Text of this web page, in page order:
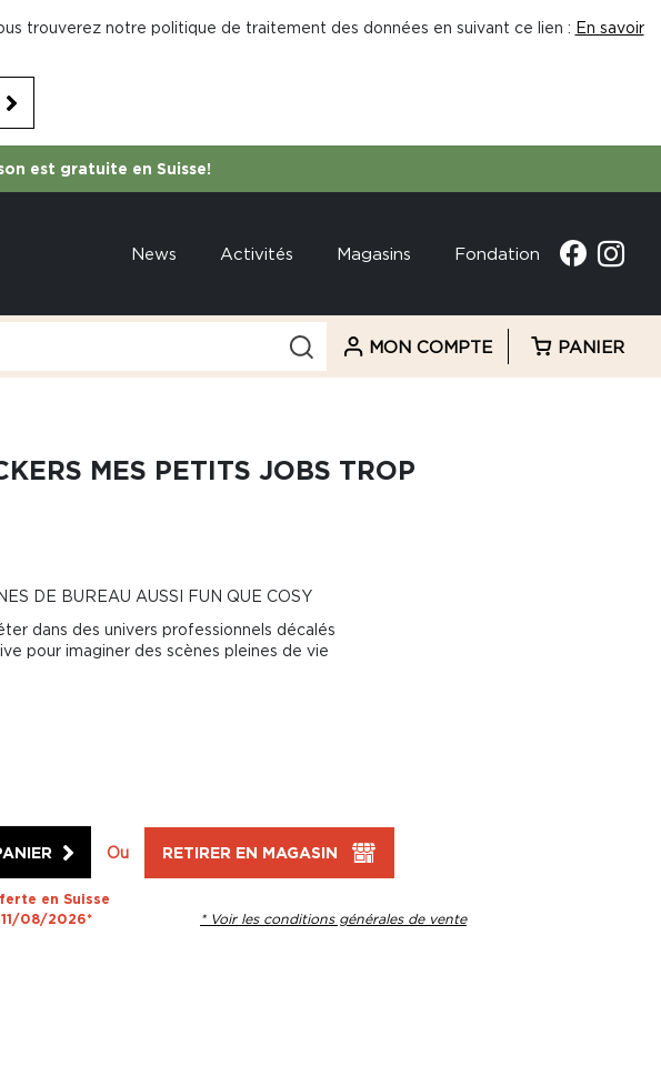
trouverez notre politique de traitement des données en suivant ce lien : En savoir
est gratuite en Suisse!
News Activités Magasins Fondation
MON COMPTE PANIER
MES PETITS JOBS TROP
DE BUREAU AUSSI FUN QUE COSY
dans des univers professionnels décalés
pour imaginer des scènes pleines de vie
Ou RETIRER EN MAGASIN
en Suisse
08/2026*
* Voir les conditions générales de vente